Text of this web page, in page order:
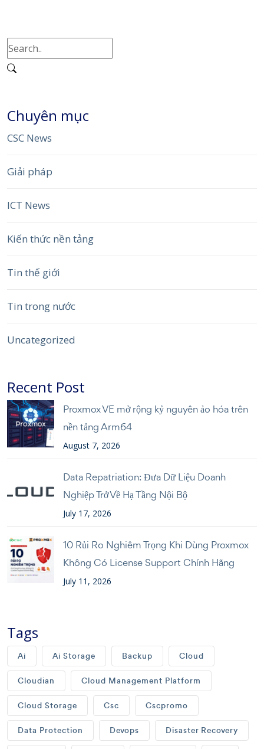
Chuyên mục
CSC News
Giải pháp
ICT News
Kiến thức nền tảng
Tin thế giới
Tin trong nước
Uncategorized
Recent Post
Proxmox VE mở rộng kỷ nguyên ảo hóa trên
nền tảng Arm64
August 7, 2026
Data Repatriation: Đưa Dữ Liệu Doanh
Nghiệp Trở Về Hạ Tầng Nội Bộ
July 17, 2026
10 Rủi Ro Nghiêm Trọng Khi Dùng Proxmox
Không Có License Support Chính Hãng
July 11, 2026
Tags
Ai Ai Storage Backup Cloud
Cloudian Cloud Management Platform
Cloud Storage Csc Cscpromo
Data Protection Devops Disaster Recovery